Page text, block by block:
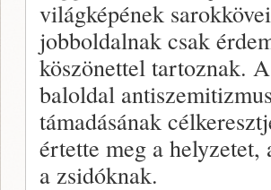
világképének
jobboldalnak csak
köszönettel tartoznak.
baloldal
támadásának
értette meg a helyzetet,
a zsidóknak.